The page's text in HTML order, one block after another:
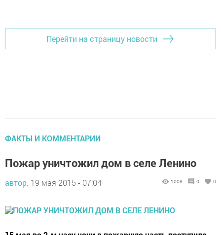
Перейти на страницу новости
ФАКТЫ И КОММЕНТАРИИ
Пожар уничтожил дом в селе Ленино
автор, 19 мая 2015 - 07:04 1008 0 0